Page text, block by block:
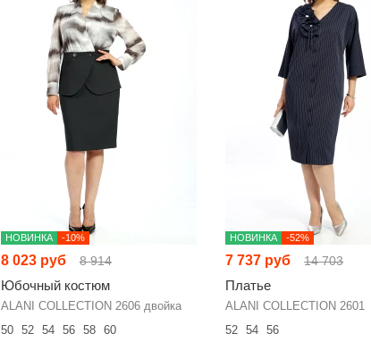
НОВИНКА -10%
8 023 руб 8 914
Юбочный костюм
ALANI COLLECTION 2606 двойка
50
52 54 56 58 60
НОВИНКА -52%
7 737 руб 14 703
Платье
ALANI COLLECTION 2601
52
54 56